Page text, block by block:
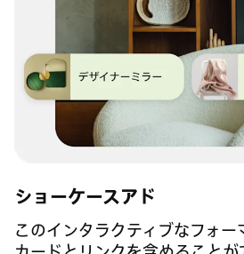
ショーケースアド
このインタラクティブなフォー